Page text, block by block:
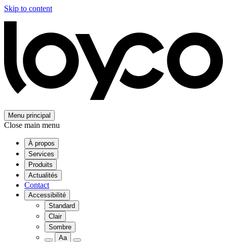
Skip to content
Menu principal
Close main menu
À propos
Services
Produits
Actualités
Contact
Accessibilité
Standard
Clair
Sombre
Aa